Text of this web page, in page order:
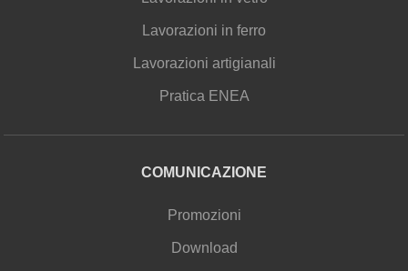
Lavorazioni in ferro
Lavorazioni artigianali
Pratica ENEA
COMUNICAZIONE
Promozioni
Download